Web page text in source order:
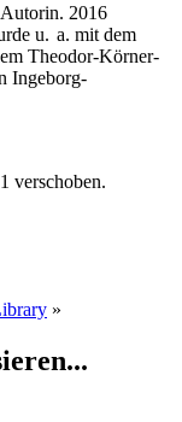
2016
u. a. mit dem
Theodor-Körner-
Ingeborg-
verschoben.
»